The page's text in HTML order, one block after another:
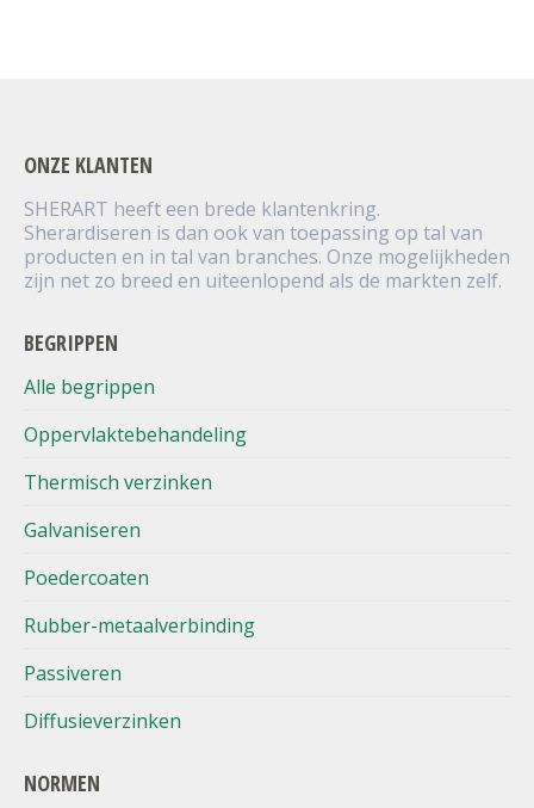
ONZE KLANTEN
SHERART heeft een brede klantenkring.
Sherardiseren is dan ook van toepassing op tal van
producten en in tal van branches. Onze mogelijkheden
zijn net zo breed en uiteenlopend als de markten zelf.
BEGRIPPEN
Alle begrippen
Oppervlaktebehandeling
Thermisch verzinken
Galvaniseren
Poedercoaten
Rubber-metaalverbinding
Passiveren
Diffusieverzinken
NORMEN